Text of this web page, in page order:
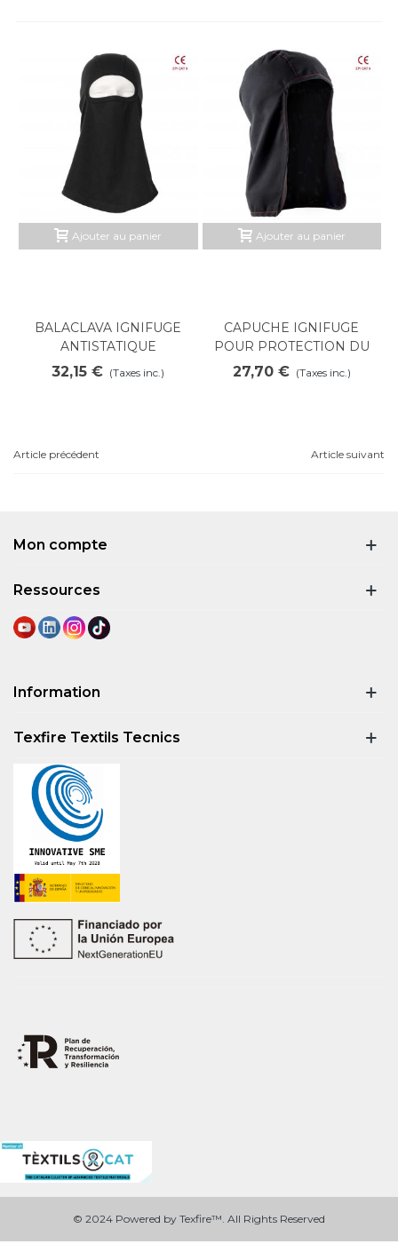
Ajouter au panier
BALACLAVA IGNIFUGE
ANTISTATIQUE
32,15 € (Taxes inc.)
Ajouter au panier
CAPUCHE IGNIFUGE
POUR PROTECTION DU
SOUDEUR
27,70 € (Taxes inc.)
Article précédent Article suivant
Mon compte
Ressources
Information
Texfire Textils Tecnics
© 2024 Powered by Texfire™. All Rights Reserved